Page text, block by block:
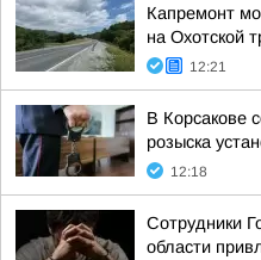
Капремонт
на Охотской
12:21
В Корсакове
розыска
12:18
Сотрудники
области